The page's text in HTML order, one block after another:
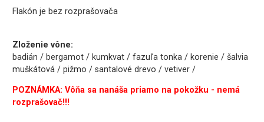
Flakón je bez rozprašovača
Zloženie vône:
badián / bergamot / kumkvat / fazuľa tonka / korenie / šalvia
muškátová / pižmo / santalové drevo / vetiver /
POZNÁMKA: Vôňa sa nanáša priamo na pokožku - nemá
rozprašovač!!!